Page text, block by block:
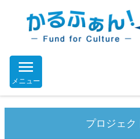
メニュー
プロジェク